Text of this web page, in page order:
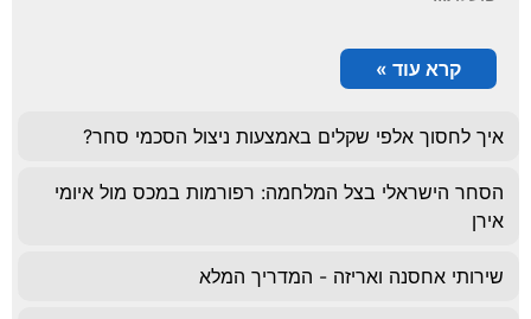
קרא עוד »
איך לחסוך אלפי שקלים באמצעות ניצול הסכמי סחר?
הסחר הישראלי בצל המלחמה: רפורמות במכס מול איומי
אירן
שירותי אחסנה ואריזה - המדריך המלא